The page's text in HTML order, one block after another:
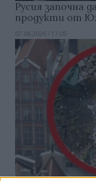
Русия започна
продукти от
07.08.2026 / 17:05